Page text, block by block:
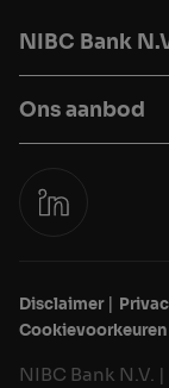
NIBC Bank
Ons aanbod
Disclaimer
Cookievoorkeuren
NIBC Bank N.V.